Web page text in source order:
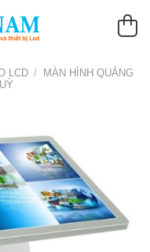
LCD /
MÀN HÌNH QUẢNG